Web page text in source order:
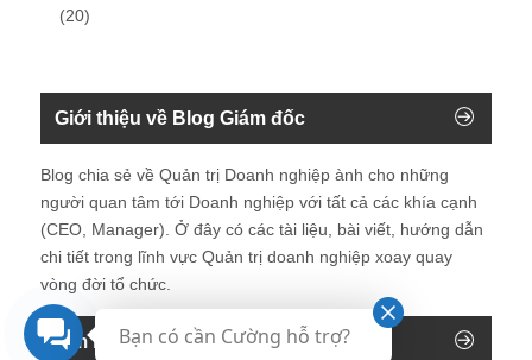
(20)
Giới thiệu về Blog Giám đốc
Blog chia sẻ về Quản trị Doanh nghiệp ành cho những
người quan tâm tới Doanh nghiệp với tất cả các khía cạnh
(CEO, Manager). Ở đây có các tài liệu, bài viết, hướng dẫn
chi tiết trong lĩnh vực Quản trị doanh nghiệp xoay quay
vòng đời tổ chức.
Tìm kiếm trên blog
Bạn có cần Cường hỗ trợ?